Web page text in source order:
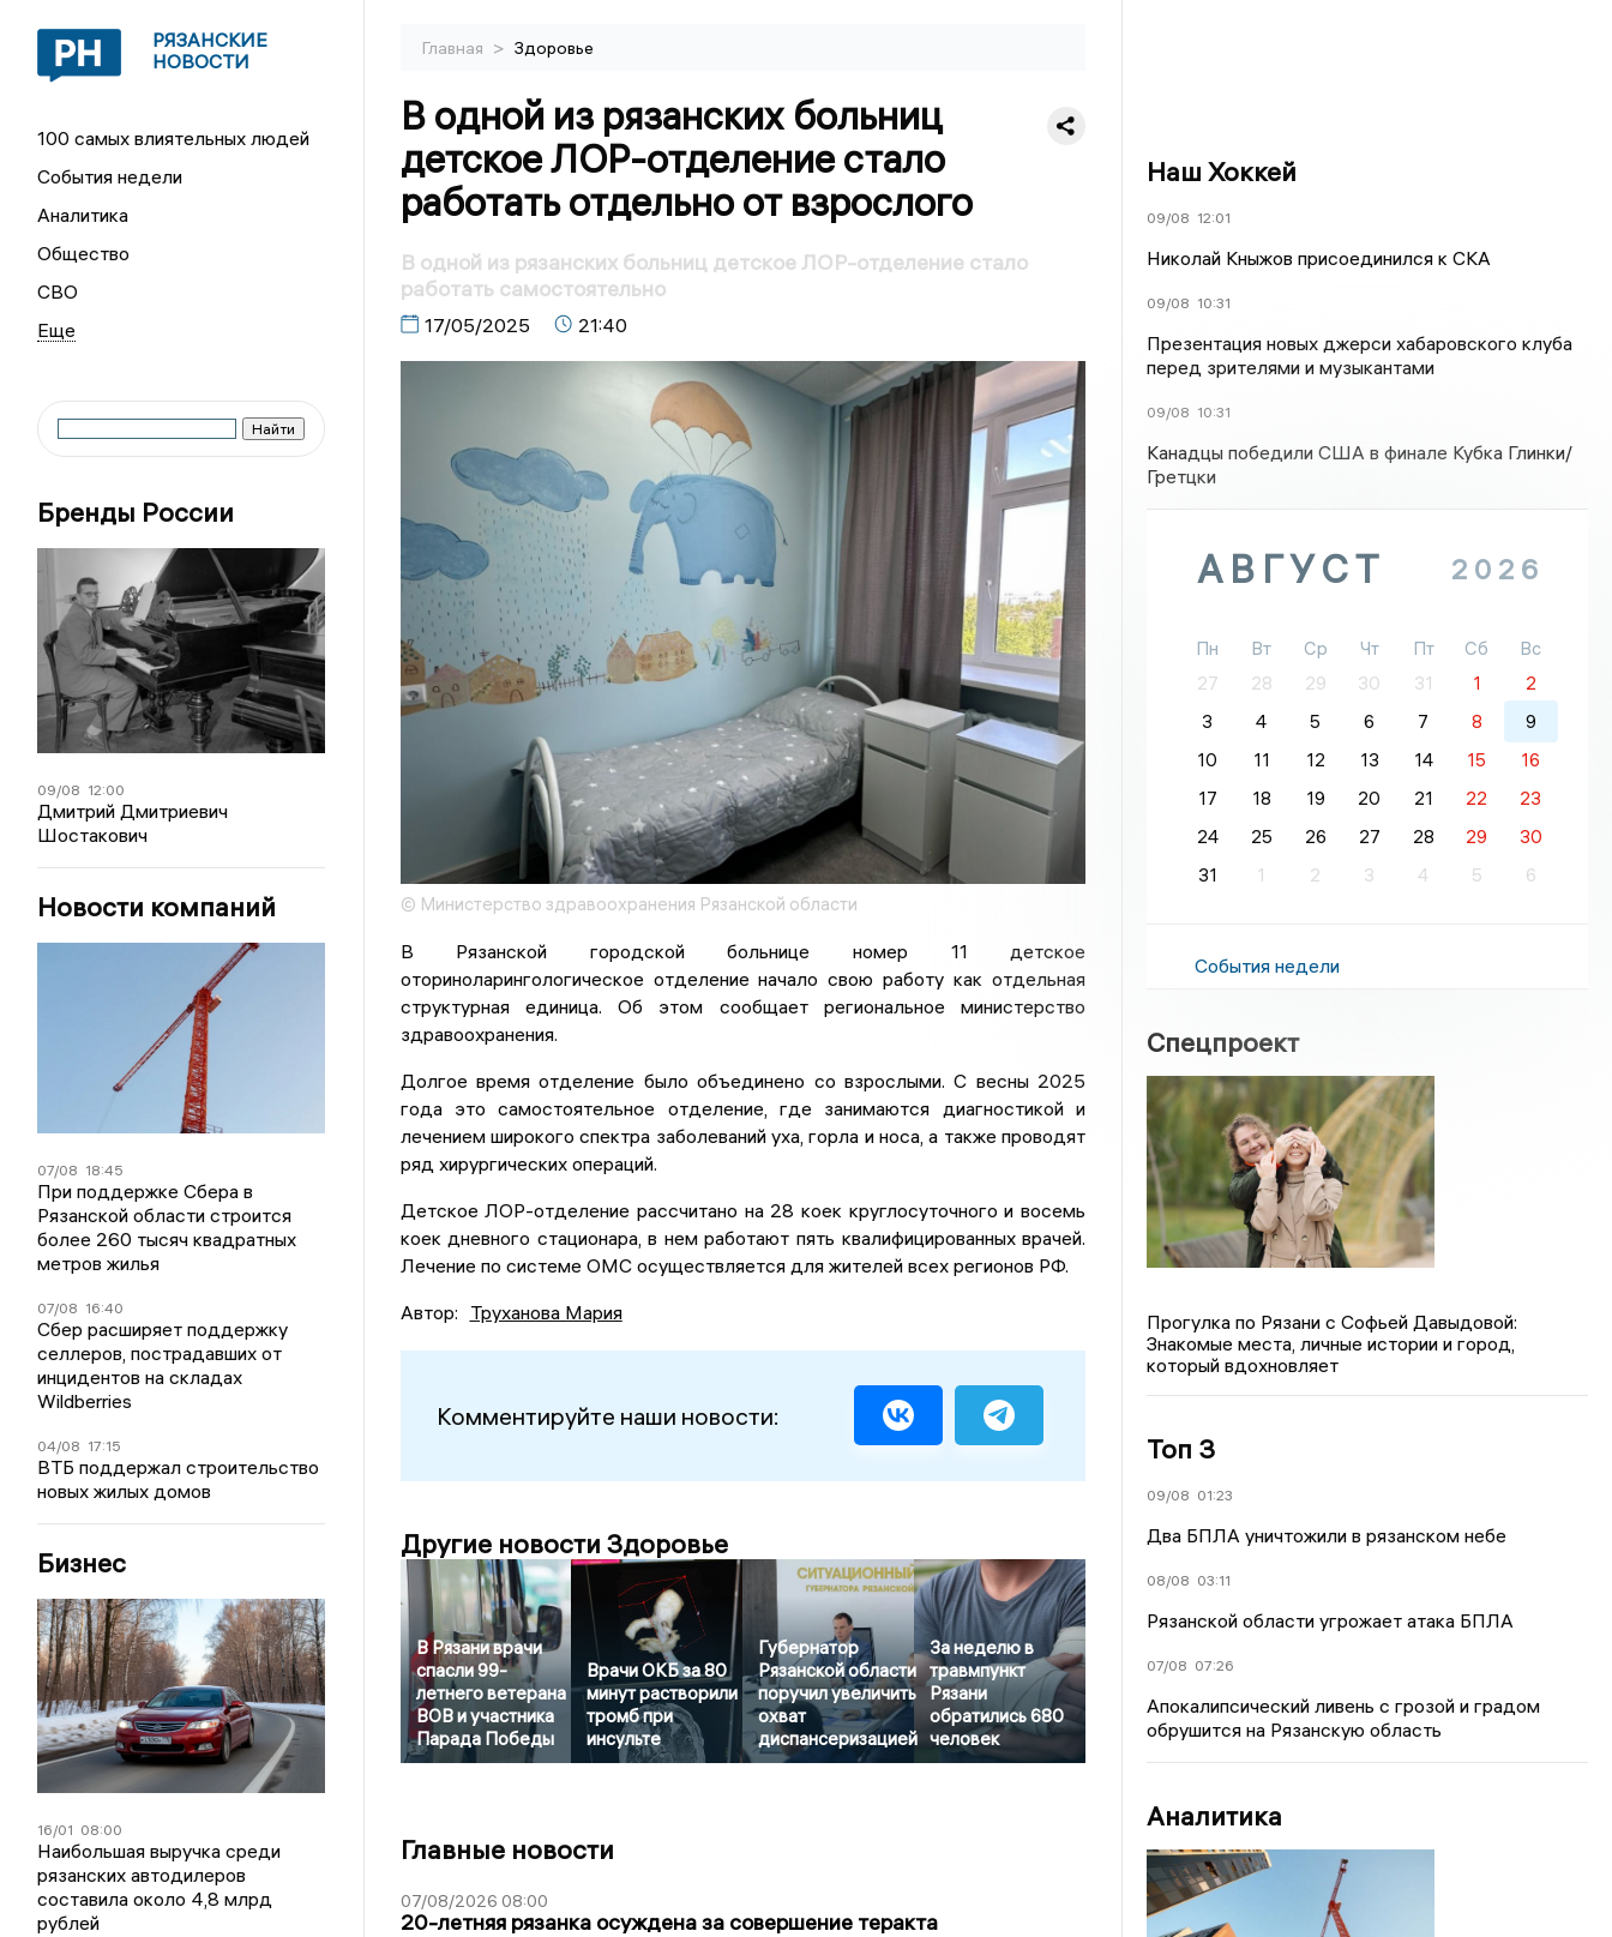
РЯЗАНСКИЕ
НОВОСТИ
100 самых влиятельных людей
События недели
Аналитика
Общество
СВО
Бренды России
09/08 12:00
Дмитрий Дмитриевич
Шостакович
Новости компаний
07/08 18:45
При поддержке Сбера в
Рязанской области строится
более 260 тысяч квадратных
метров жилья
07/08 16:40
Сбер расширяет поддержку
селлеров, пострадавших от
инцидентов на складах
Wildberries
04/08 17:15
ВТБ поддержал строительство
новых жилых домов
Бизнес
16/01 08:00
Наибольшая выручка среди
рязанских автодилеров
составила около 4,8 млрд
рублей
Главная > Здоровье
В одной из рязанских больниц
детское ЛОР-отделение стало
работать отдельно от взрослого
В одной из рязанских больниц детское ЛОР-отделение стало
работать самостоятельно
17/05/2025 21:40
© Министерство здравоохранения Рязанской области
В Рязанской городской больнице номер 11 детское
оториноларингологическое отделение начало свою работу как отдельная
структурная единица. Об этом сообщает региональное министерство
здравоохранения.
Долгое время отделение было объединено со взрослыми. С весны 2025
года это самостоятельное отделение, где занимаются диагностикой и
лечением широкого спектра заболеваний уха, горла и носа, а также проводят
ряд хирургических операций.
Детское ЛОР-отделение рассчитано на 28 коек круглосуточного и восемь
коек дневного стационара, в нем работают пять квалифицированных врачей.
Лечение по системе ОМС осуществляется для жителей всех регионов РФ.
Автор: Труханова Мария
Комментируйте наши новости:
Другие новости Здоровье
В Рязани врачи
спасли 99-
летнего ветерана
ВОВ и участника
Парада Победы
Врачи ОКБ за 80
минут растворили
тромб при
инсульте
Губернатор
Рязанской области
поручил увеличить
охват
диспансеризацией
За неделю в
травмпункт
Рязани
обратились 680
человек
Главные новости
07/08/2026 08:00
20-летняя рязанка осуждена за совершение теракта
Наш Хоккей
09/08 12:01
Николай Кныжов присоединился к СКА
09/08 10:31
Презентация новых джерси хабаровского клуба
перед зрителями и музыкантами
09/08 10:31
Канадцы победили США в финале Кубка Глинки/
Гретцки
АВГУСТ 2026
Пн Вт Ср Чт Пт Сб
Вс
27
28 29 30 31 1
2
3
4 5 6 7 8
9
10
11 12 13 14 15
16
17
18 19 20 21 22
23
24
25 26 27 28 29
30
31
1 2 3 4 5 6
События недели
Спецпроект
Прогулка по Рязани с Софьей Давыдовой:
Знакомые места, личные истории и город,
который вдохновляет
Топ 3
09/08 01:23
Два БПЛА уничтожили в рязанском небе
08/08 03:11
Рязанской области угрожает атака БПЛА
07/08 07:26
Апокалипсический ливень с грозой и градом
обрушится на Рязанскую область
Аналитика